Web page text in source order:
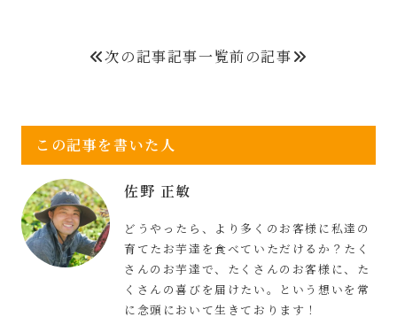
次の記事記事一覧前の記事
この記事を書いた人
佐野 正敏
どうやったら、より多くのお客様に私達の
育てたお芋達を食べていただけるか？たく
さんのお芋達で、たくさんのお客様に、た
くさんの喜びを届けたい。という想いを常
に念頭において生きております！